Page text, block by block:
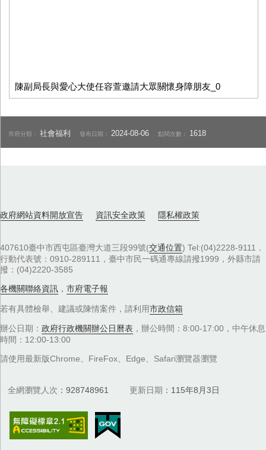
陳副局長與愛心大使任容萱邀請大眾關懷身障朋友_0
市府分類：社會福利 發布日期： 2024-08-06 點閱次數： 1618
政府網站資料開放宣告 資訊安全政策 隱私權政策
407610臺中市西屯區臺灣大道三段99號(交通位置) Tel:(04)2228-9111．
行動代表號：0910-289111，臺中市民一碼通專線請撥1999，外縣市請
撥：(04)2220-3585
各機關聯絡資訊 ， 市府電子報
若有具體檢舉、建議或陳情案件，請利用市政信箱
辦公日期： 政府行政機關辦公日曆表 ，辦公時間：8:00-17:00，中午休息
時間：12:00-13:00
請使用最新版Chrome、FireFox、Edge、Safari瀏覽器瀏覽
全網瀏覽人次 928748961 更新日期 115年8月3日